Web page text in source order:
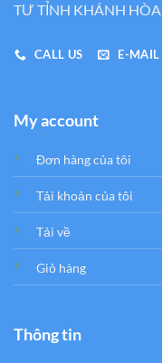
TƯ TỈNH KHÁNH HÒA
CALL US E-MAIL
My account
Đơn hàng của tôi
Tải khoản của tôi
Tải về
Giỏ hàng
Thông tin